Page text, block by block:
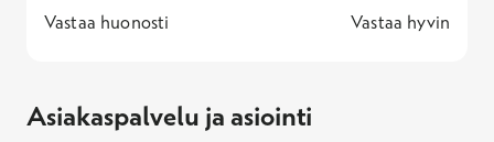
1 -
Vastaa huonosti
— 5 -
Vastaa hyvin
Asiakaspalvelu ja asiointi